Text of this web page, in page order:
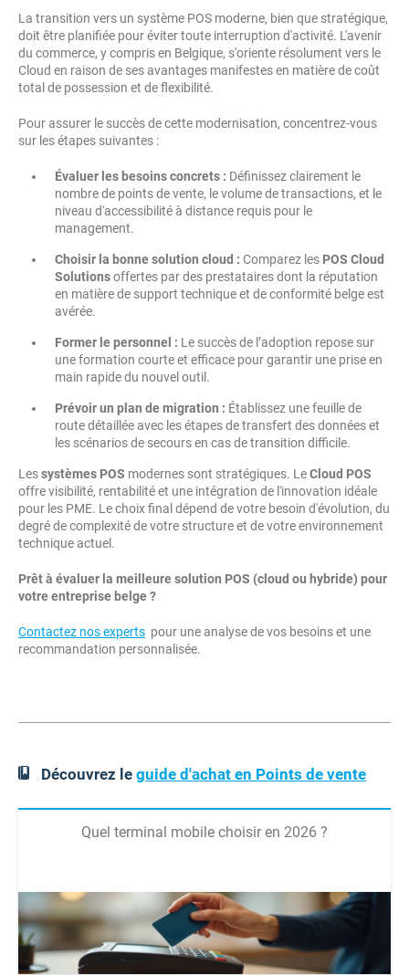
La transition vers un système POS moderne, bien que stratégique,
doit être planifiée pour éviter toute interruption d'activité. L'avenir
du commerce, y compris en Belgique, s'oriente résolument vers le
Cloud en raison de ses avantages manifestes en matière de coût
total de possession et de flexibilité.
Pour assurer le succès de cette modernisation, concentrez-vous
sur les étapes suivantes :
Évaluer les besoins concrets : Définissez clairement le
nombre de points de vente, le volume de transactions, et le
niveau d'accessibilité à distance requis pour le
management.
Choisir la bonne solution cloud : Comparez les POS Cloud
Solutionsoffertes par des prestataires dont la réputation
en matière de support technique et de conformité belge est
avérée.
Former le personnel : Le succès de l’adoption repose sur
une formation courte et efficace pour garantir une prise en
main rapide du nouvel outil.
Prévoir un plan de migration : Établissez une feuille de
route détaillée avec les étapes de transfert des données et
les scénarios de secours en cas de transition difficile.
Lessystèmes POS modernes sont stratégiques. LeCloud POS
offre visibilité, rentabilité et une intégration de l'innovation idéale
pour les PME. Le choix final dépend de votre besoin d'évolution, du
degré de complexité de votre structure et de votre environnement
technique actuel.
Prêt à évaluer la meilleure solution POS (cloud ou hybride) pour
votre entreprise belge ?
Contactez nos experts pour une analyse de vos besoins et une
recommandation personnalisée.
Découvrez leguide d'achat en Points de vente
Quel terminal mobile choisir en 2026 ?